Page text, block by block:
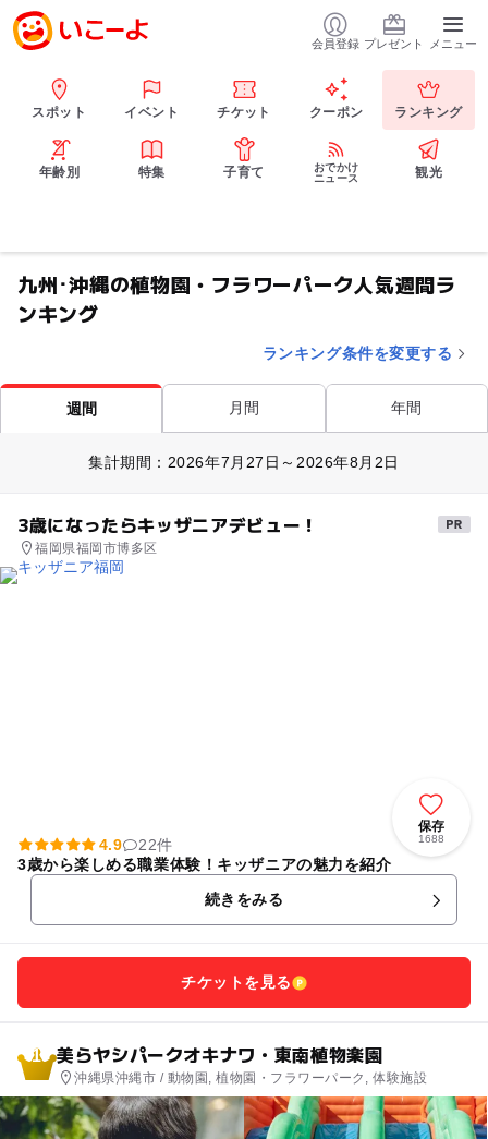
会員登録 プレゼント メニュー
スポット イベント チケット クーポン ランキング
年齢別 特集 子育て
おでかけ
ニュース
観光
九州･沖縄の植物園・フラワーパーク人気週間ラ
ンキング
ランキング条件を変更する
週間 月間 年間
集計期間：2026年7月27日～2026年8月2日
3歳になったらキッザニアデビュー！
福岡県福岡市博多区
保存
1688
4.9
22件
3歳から楽しめる職業体験！キッザニアの魅力を紹介
続きをみる
チケットを見る
1 美らヤシパークオキナワ・東南植物楽園
沖縄県沖縄市 / 動物園, 植物園・フラワーパーク, 体験施設